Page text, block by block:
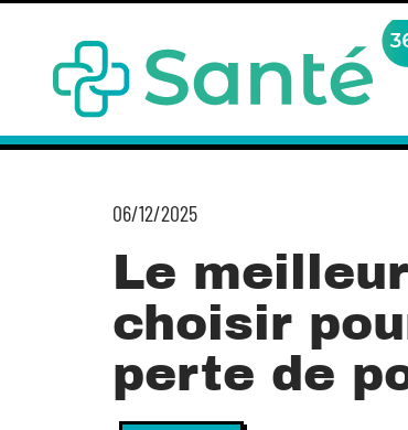
06/12/2025
Le
choisir
perte de